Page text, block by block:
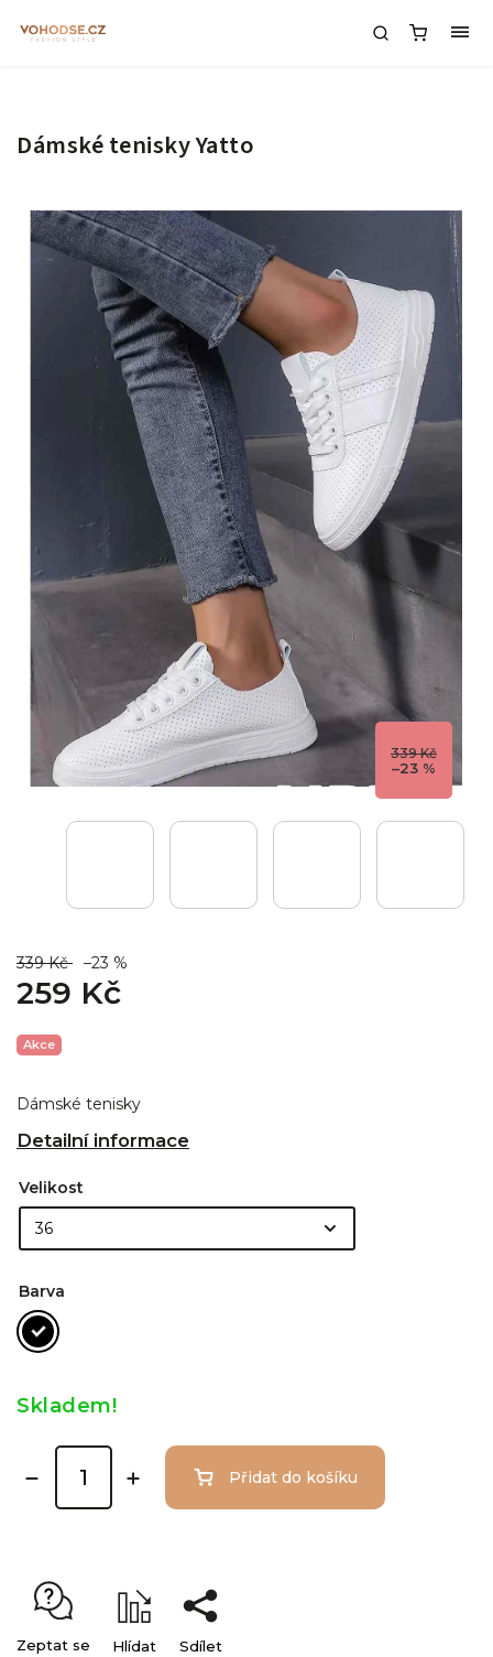
Dámské tenisky Yatto
339 Kč
–23 %
339 Kč –23 %
259 Kč
Dámské tenisky
Detailní informace
Akce
Velikost
Barva
Skladem!
Přidat do košíku
Zeptat se Hlídat Sdílet